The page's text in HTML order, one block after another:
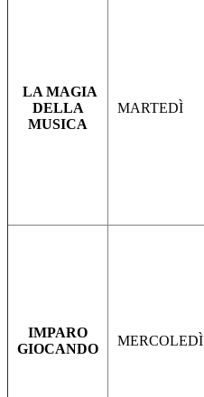
LA MAGIA
DELLA
MUSICA
MARTEDÌ
IMPARO
GIOCANDO
MERCOLEDÌ